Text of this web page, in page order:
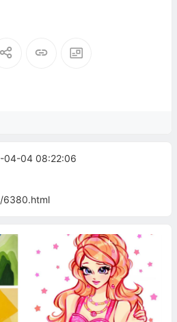
04-04 08:22:06
6380.html